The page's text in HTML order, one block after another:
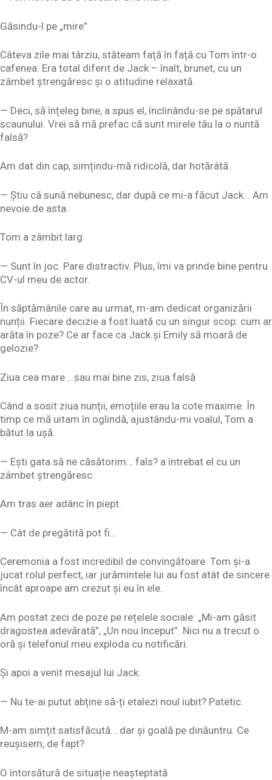
Găsindu-l pe „mire”
Câteva zile mai târziu, stăteam față în față cu Tom într-o
cafenea. Era total diferit de Jack – înalt, brunet, cu un
zâmbet ștrengăresc și o atitudine relaxată.
— Deci, să înțeleg bine, a spus el, înclinându-se pe spătarul
scaunului. Vrei să mă prefac că sunt mirele tău la o nuntă
falsă?
Am dat din cap, simțindu-mă ridicolă, dar hotărâtă.
— Știu că sună nebunesc, dar după ce mi-a făcut Jack… Am
nevoie de asta.
Tom a zâmbit larg.
— Sunt în joc. Pare distractiv. Plus, îmi va prinde bine pentru
CV-ul meu de actor.
În săptămânile care au urmat, m-am dedicat organizării
nunții. Fiecare decizie a fost luată cu un singur scop: cum ar
arăta în poze? Ce ar face ca Jack și Emily să moară de
gelozie?
Ziua cea mare… sau mai bine zis, ziua falsă
Când a sosit ziua nunții, emoțiile erau la cote maxime. În
timp ce mă uitam în oglindă, ajustându-mi voalul, Tom a
bătut la ușă.
— Ești gata să ne căsătorim… fals? a întrebat el cu un
zâmbet ștrengăresc.
Am tras aer adânc în piept.
— Cât de pregătită pot fi…
Ceremonia a fost incredibil de convingătoare. Tom și-a
jucat rolul perfect, iar jurămintele lui au fost atât de sincere
încât aproape am crezut și eu în ele.
Am postat zeci de poze pe rețelele sociale: „Mi-am găsit
dragostea adevărată”, „Un nou început”. Nici nu a trecut o
oră și telefonul meu exploda cu notificări.
Și apoi a venit mesajul lui Jack:
— Nu te-ai putut abține să-ți etalezi noul iubit? Patetic.
M-am simțit satisfăcută… dar și goală pe dinăuntru. Ce
reușisem, de fapt?
O întorsătură de situație neașteptată